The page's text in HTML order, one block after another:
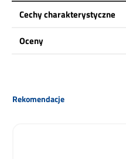
Cechy charakterystyczne
Oceny
Pomiń galerię produktów
Rekomendacje